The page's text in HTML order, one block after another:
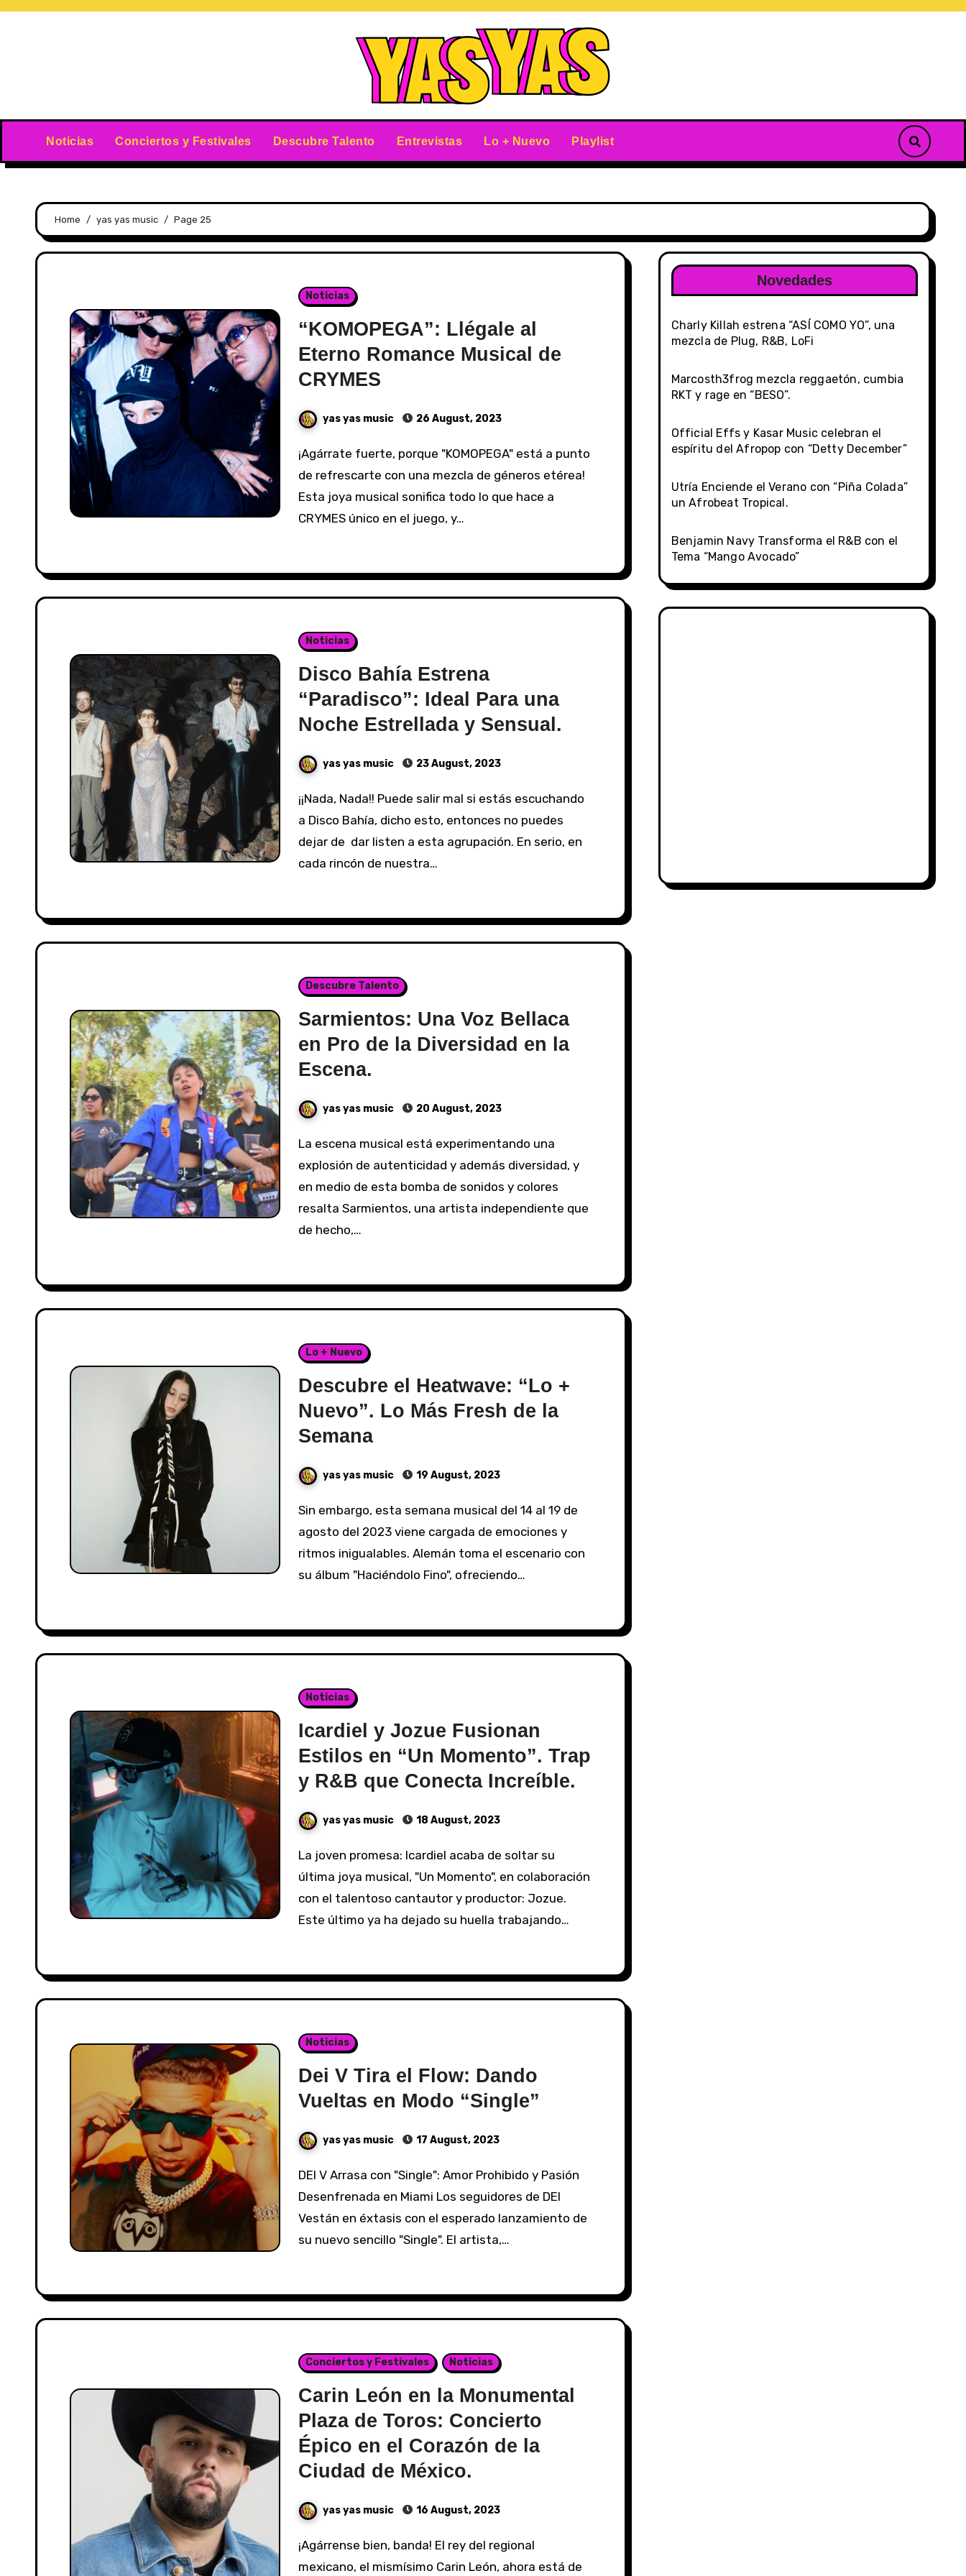
Skip
Noticias Conciertos y Festivales Descubre Talento Entrevistas Lo + Nuevo Playlist
Home yas yas music Page 25
Noticias
“KOMOPEGA”: Llégale al
Eterno Romance Musical de
CRYMES
yas yas music 26 August, 2023
¡Agárrate fuerte, porque "KOMOPEGA" está a punto
de refrescarte con una mezcla de géneros etérea!
Esta joya musical sonifica todo lo que hace a
CRYMES único en el juego, y…
Noticias
Disco Bahía Estrena
“Paradisco”: Ideal Para una
Noche Estrellada y Sensual.
yas yas music 23 August, 2023
¡¡Nada, Nada!! Puede salir mal si estás escuchando
a Disco Bahía, dicho esto, entonces no puedes
dejar de dar listen a esta agrupación. En serio, en
cada rincón de nuestra…
Descubre Talento
Sarmientos: Una Voz Bellaca
en Pro de la Diversidad en la
Escena.
yas yas music 20 August, 2023
La escena musical está experimentando una
explosión de autenticidad y además diversidad, y
en medio de esta bomba de sonidos y colores
resalta Sarmientos, una artista independiente que
de hecho,…
Lo + Nuevo
Descubre el Heatwave: “Lo +
Nuevo”. Lo Más Fresh de la
Semana
yas yas music 19 August, 2023
Sin embargo, esta semana musical del 14 al 19 de
agosto del 2023 viene cargada de emociones y
ritmos inigualables. Alemán toma el escenario con
su álbum "Haciéndolo Fino", ofreciendo…
Noticias
Icardiel y Jozue Fusionan
Estilos en “Un Momento”. Trap
y R&B que Conecta Increíble.
yas yas music 18 August, 2023
La joven promesa: Icardiel acaba de soltar su
última joya musical, "Un Momento", en colaboración
con el talentoso cantautor y productor: Jozue.
Este último ya ha dejado su huella trabajando…
Noticias
Dei V Tira el Flow: Dando
Vueltas en Modo “Single”
yas yas music 17 August, 2023
DEI V Arrasa con "Single": Amor Prohibido y Pasión
Desenfrenada en Miami Los seguidores de DEI
Vestán en éxtasis con el esperado lanzamiento de
su nuevo sencillo "Single". El artista,…
Conciertos y Festivales Noticias
Carin León en la Monumental
Plaza de Toros: Concierto
Épico en el Corazón de la
Ciudad de México.
yas yas music 16 August, 2023
¡Agárrense bien, banda! El rey del regional
mexicano, el mismísimo Carin León, ahora está de
Novedades
Charly Killah estrena “ASÍ COMO YO”, una
mezcla de Plug, R&B, LoFi
Marcosth3frog mezcla reggaetón, cumbia
RKT y rage en “BESO”.
Official Effs y Kasar Music celebran el
espíritu del Afropop con “Detty December”
Utría Enciende el Verano con “Piña Colada”
un Afrobeat Tropical.
Benjamin Navy Transforma el R&B con el
Tema “Mango Avocado”